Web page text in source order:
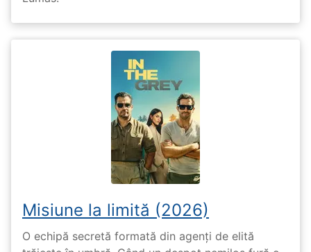
Misiune la limită (2026)
O echipă secretă formată din agenți de elită